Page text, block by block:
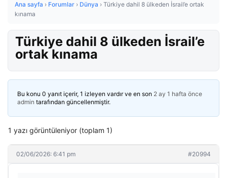
Ana sayfa › Forumlar › Dünya › Türkiye dahil 8 ülkeden İsrail’e ortak
kınama
Türkiye dahil 8 ülkeden İsrail’e
ortak kınama
Bu konu 0 yanıt içerir, 1 izleyen vardır ve en son 2 ay 1 hafta önce
admin tarafından güncellenmiştir.
1 yazı görüntüleniyor (toplam 1)
02/06/2026: 6:41 pm #20994